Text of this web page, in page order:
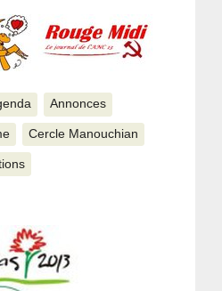
Annonces
Cercle Manouchian